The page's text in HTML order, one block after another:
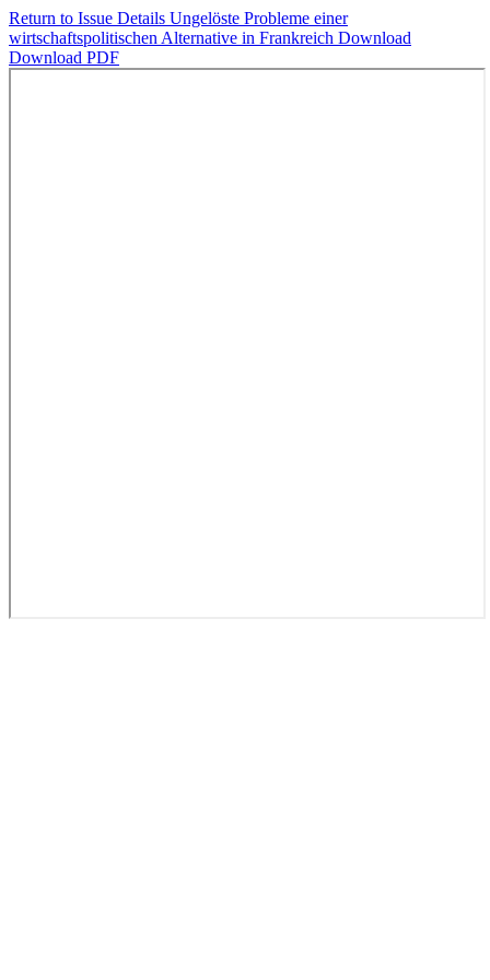
Return to Issue Details Ungelöste Probleme einer
wirtschaftspolitischen Alternative in Frankreich Download
Download PDF